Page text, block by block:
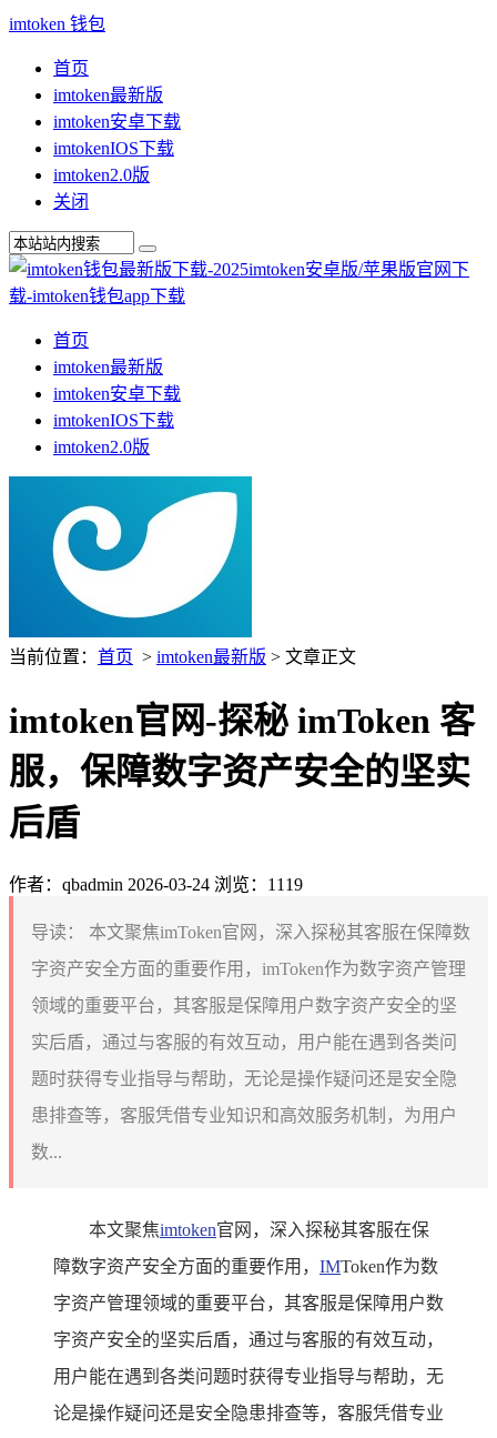
imtoken 钱包
首页
imtoken最新版
imtoken安卓下载
imtokenIOS下载
imtoken2.0版
关闭
首页
imtoken最新版
imtoken安卓下载
imtokenIOS下载
imtoken2.0版
当前位置： 首页 > imtoken最新版 > 文章正文
imtoken官网-探秘 imToken 客
服，保障数字资产安全的坚实
后盾
作者：qbadmin 2026-03-24 浏览：1119
导读：
本文聚焦imToken官网，深入探秘其客服在保障数
字资产安全方面的重要作用，imToken作为数字资产管理
领域的重要平台，其客服是保障用户数字资产安全的坚
实后盾，通过与客服的有效互动，用户能在遇到各类问
题时获得专业指导与帮助，无论是操作疑问还是安全隐
患排查等，客服凭借专业知识和高效服务机制，为用户
数...
本文聚焦imtoken官网，深入探秘其客服在保
障数字资产安全方面的重要作用， IMToken作为数
字资产管理领域的重要平台，其客服是保障用户数
字资产安全的坚实后盾，通过与客服的有效互动，
用户能在遇到各类问题时获得专业指导与帮助，无
论是操作疑问还是安全隐患排查等，客服凭借专业